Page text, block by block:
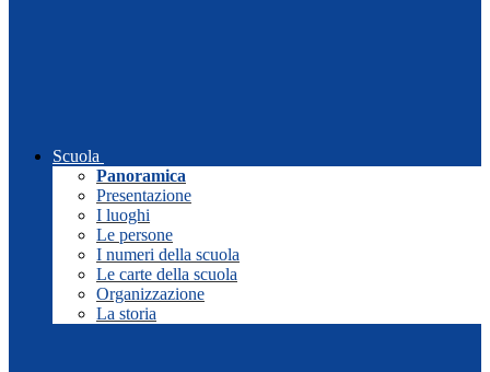
Scuola
Panoramica
Presentazione
I luoghi
Le persone
I numeri della scuola
Le carte della scuola
Organizzazione
La storia